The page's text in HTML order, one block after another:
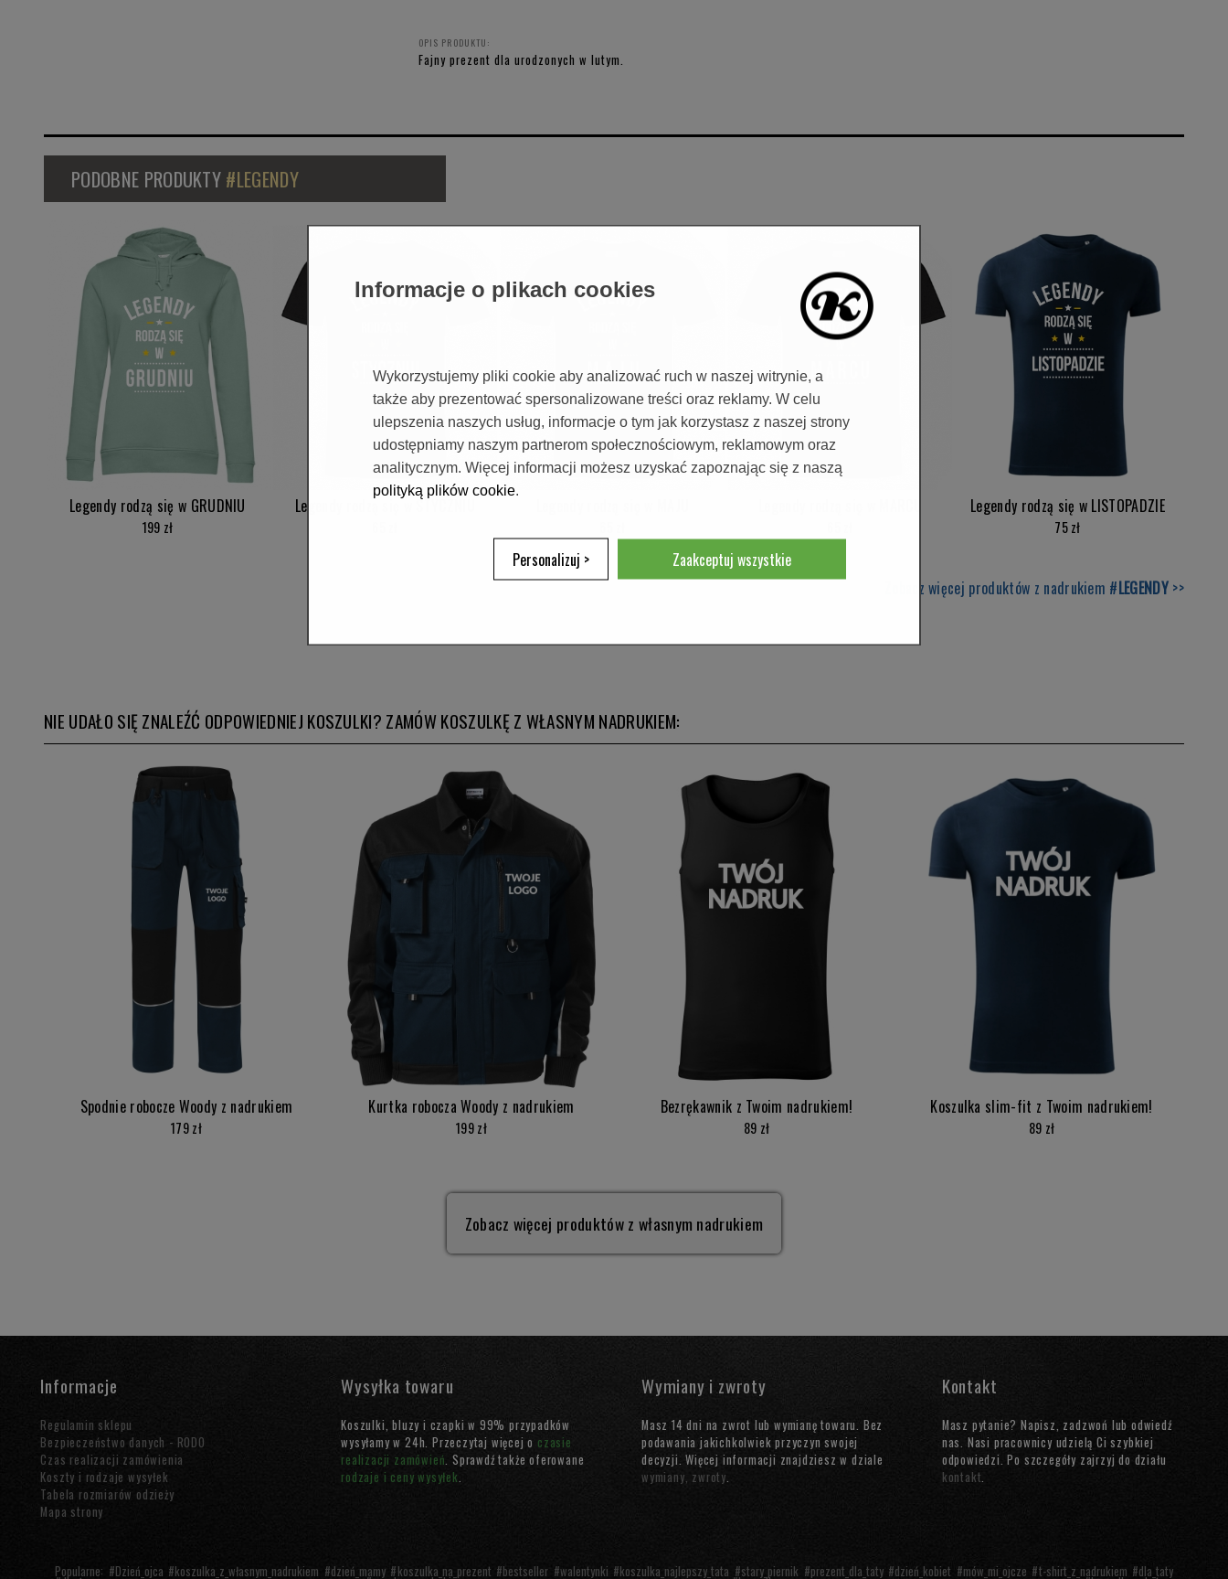
OPIS PRODUKTU:
Fajny prezent dla urodzonych w lutym.
PODOBNE PRODUKTY#LEGENDY
Legendy rodzą się w GRUDNIU
199 zł
Legendy rodzą się w STYCZNIU Legendy rodzą się w LISTOPADZIE
75 zł
Zobacz więcej produktów z nadrukiem #LEGENDY >>
NIE UDAŁO SIĘ ZNALEŹĆ ODPOWIEDNIEJ KOSZULKI? ZAMÓW KOSZULKĘ Z WŁASNYM NADRUKIEM:
Spodnie robocze Woody z nadrukiem
179 zł
Kurtka robocza Woody z nadrukiem
199 zł
Bezrękawnik z Twoim nadrukiem!
89 zł
Koszulka slim-fit z Twoim nadrukiem!
89 zł
Zobacz więcej produktów z własnym nadrukiem
Informacje
Regulamin sklepu
Bezpieczeństwo danych - RODO
Czas realizacji zamówienia
Koszty i rodzaje wysyłek
Tabela rozmiarów odzieży
Mapa strony
Wysyłka towaru
Koszulki, bluzy i czapki w 99% przypadków
wysyłamy w 24h. Przeczytaj więcej o czasie
realizacji zamówień . Sprawdź także oferowane
rodzaje i ceny wysyłek
Wymiany i zwroty
Masz 14 dni na zwrot lub wymianę towaru. Bez
podawania jakichkolwiek przyczyn swojej
decyzji. Więcej informacji znajdziesz w dziale
wymiany, zwroty
Kontakt
Masz pytanie? Napisz, zadzwoń lub odwiedź
nas. Nasi pracownicy udzielą Ci szybkiej
odpowiedzi. Po szczegóły zajrzyj do działu
kontakt
Popularne: #Dzień_ojca #koszulka_z_własnym_nadrukiem #dzień_mamy#koszulka_na_prezent #bestseller #walentynki #koszulka_najlepszy_tata #stary_piernik #prezent_dla_taty#dzień_kobiet #mów_mi_ojcze #t-shirt_z_nadrukiem #dla_taty
Informacje o plikach cookies
Wykorzystujemy pliki cookie aby analizować ruch w naszej witrynie, a
także aby prezentować spersonalizowane treści oraz reklamy. W celu
ulepszenia naszych usług, informacje o tym jak korzystasz z naszej strony
udostępniamy naszym partnerom społecznościowym, reklamowym oraz
analitycznym. Więcej informacji możesz uzyskać zapoznając się z naszą
polityką plików cookie
Personalizuj > Zaakceptuj wszystkie